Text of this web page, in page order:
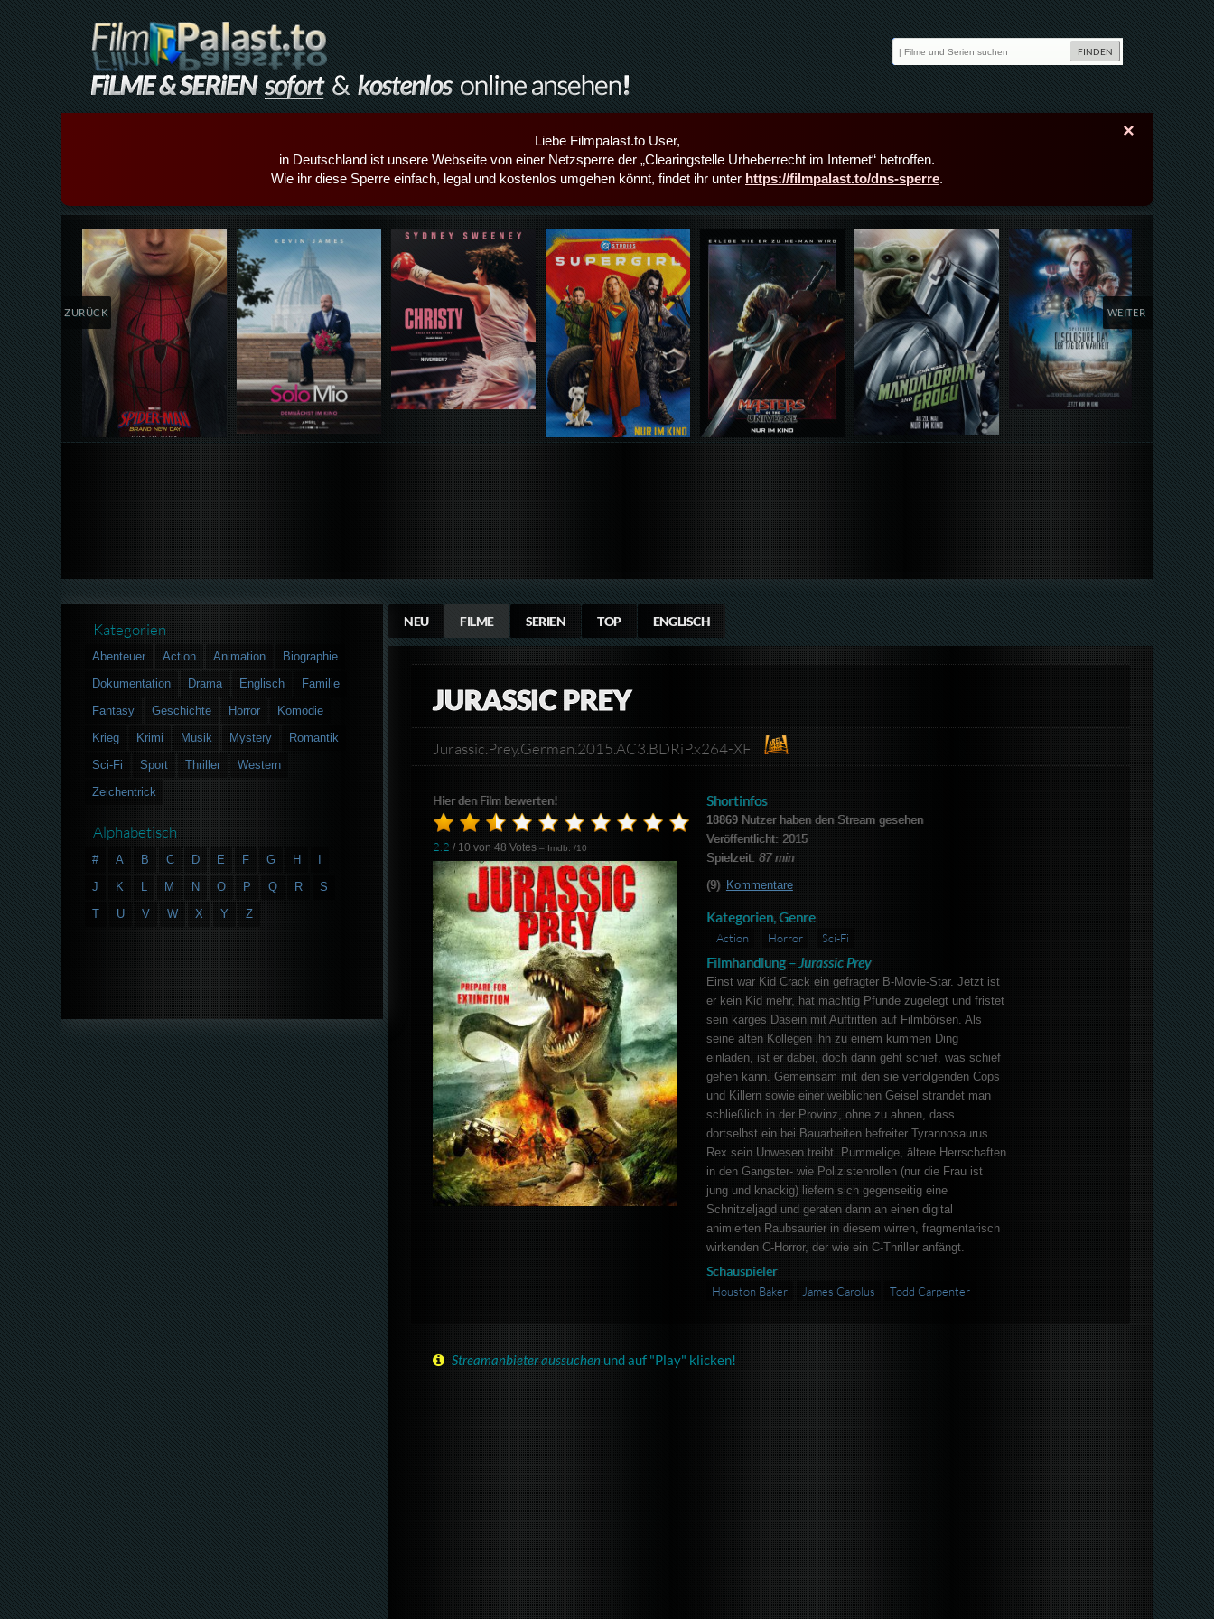
×
Liebe Filmpalast.to User,
in Deutschland ist unsere Webseite von einer Netzsperre der „Clearingstelle Urheberrecht im Internet“ betroffen.
Wie ihr diese Sperre einfach, legal und kostenlos umgehen könnt, findet ihr unter https://filmpalast.to/dns-sperre.
Details,Play Details,Play Details,Play Details,Play Details,Play Details,Play Details,Play
ZURÜCK WEITER
NEU FILME SERIEN TOP ENGLISCH
JURASSIC PREY
Jurassic.Prey.German.2015.AC3.BDRiP.x264-XF
Hier den Film bewerten!
2.2 / 10 von48 Votes – Imdb: /10
Shortinfos
18869Nutzer haben den Stream gesehen
Veröffentlicht: 2015
Spielzeit: 87 min
(9) Kommentare
Kategorien, Genre
Action Horror Sci-Fi
Filmhandlung – Jurassic Prey
Einst war Kid Crack ein gefragter B-Movie-Star. Jetzt ist
er kein Kid mehr, hat mächtig Pfunde zugelegt und fristet
sein karges Dasein mit Auftritten auf Filmbörsen. Als
seine alten Kollegen ihn zu einem kummen Ding
einladen, ist er dabei, doch dann geht schief, was schief
gehen kann. Gemeinsam mit den sie verfolgenden Cops
und Killern sowie einer weiblichen Geisel strandet man
schließlich in der Provinz, ohne zu ahnen, dass
dortselbst ein bei Bauarbeiten befreiter Tyrannosaurus
Rex sein Unwesen treibt. Pummelige, ältere Herrschaften
in den Gangster- wie Polizistenrollen (nur die Frau ist
jung und knackig) liefern sich gegenseitig eine
Schnitzeljagd und geraten dann an einen digital
animierten Raubsaurier in diesem wirren, fragmentarisch
wirkenden C-Horror, der wie ein C-Thriller anfängt.
Schauspieler
Houston Baker James Carolus Todd Carpenter
Streamanbieter aussuchen und auf "Play" klicken!
Kategorien
Abenteuer Action Animation
Biographie
Dokumentation
Drama Englisch
Familie
Fantasy
Geschichte Horror
Komödie
Krieg
Krimi Musik Mystery
Romantik
Sci-Fi
Sport Thriller
Western
Zeichentrick
Alphabetisch
# A B C D E F G H
J
K L M N O P Q R
S
T
U V W X Y Z